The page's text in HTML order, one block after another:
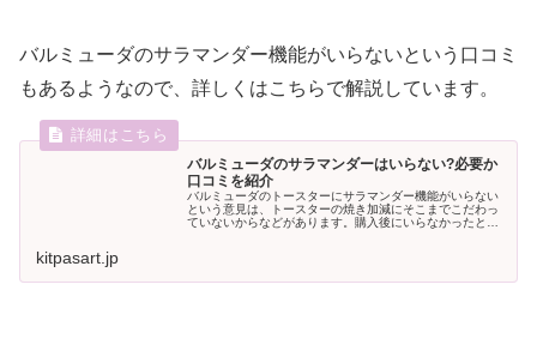
バルミューダのサラマンダー機能がいらないという口コミ
もあるようなので、詳しくはこちらで解説しています。
バルミューダのサラマンダーはいらない?必要か
口コミを紹介
バルミューダのトースターにサラマンダー機能がいらない
という意見は、トースターの焼き加減にそこまでこだわっ
ていないからなどがあります。購入後にいらなかったとな
kitpasart.jp